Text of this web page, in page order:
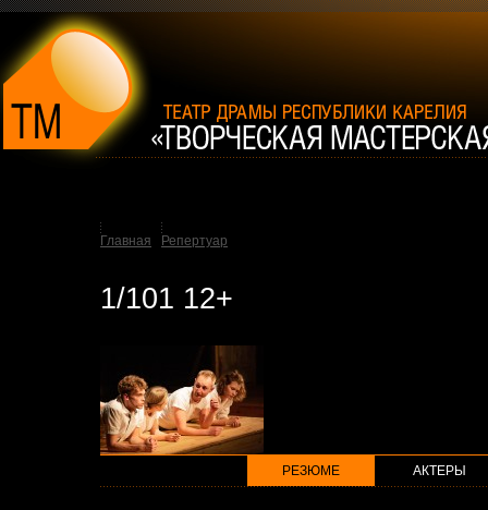
Главная Репертуар
1/101 12+
РЕЗЮМЕ АКТЕРЫ